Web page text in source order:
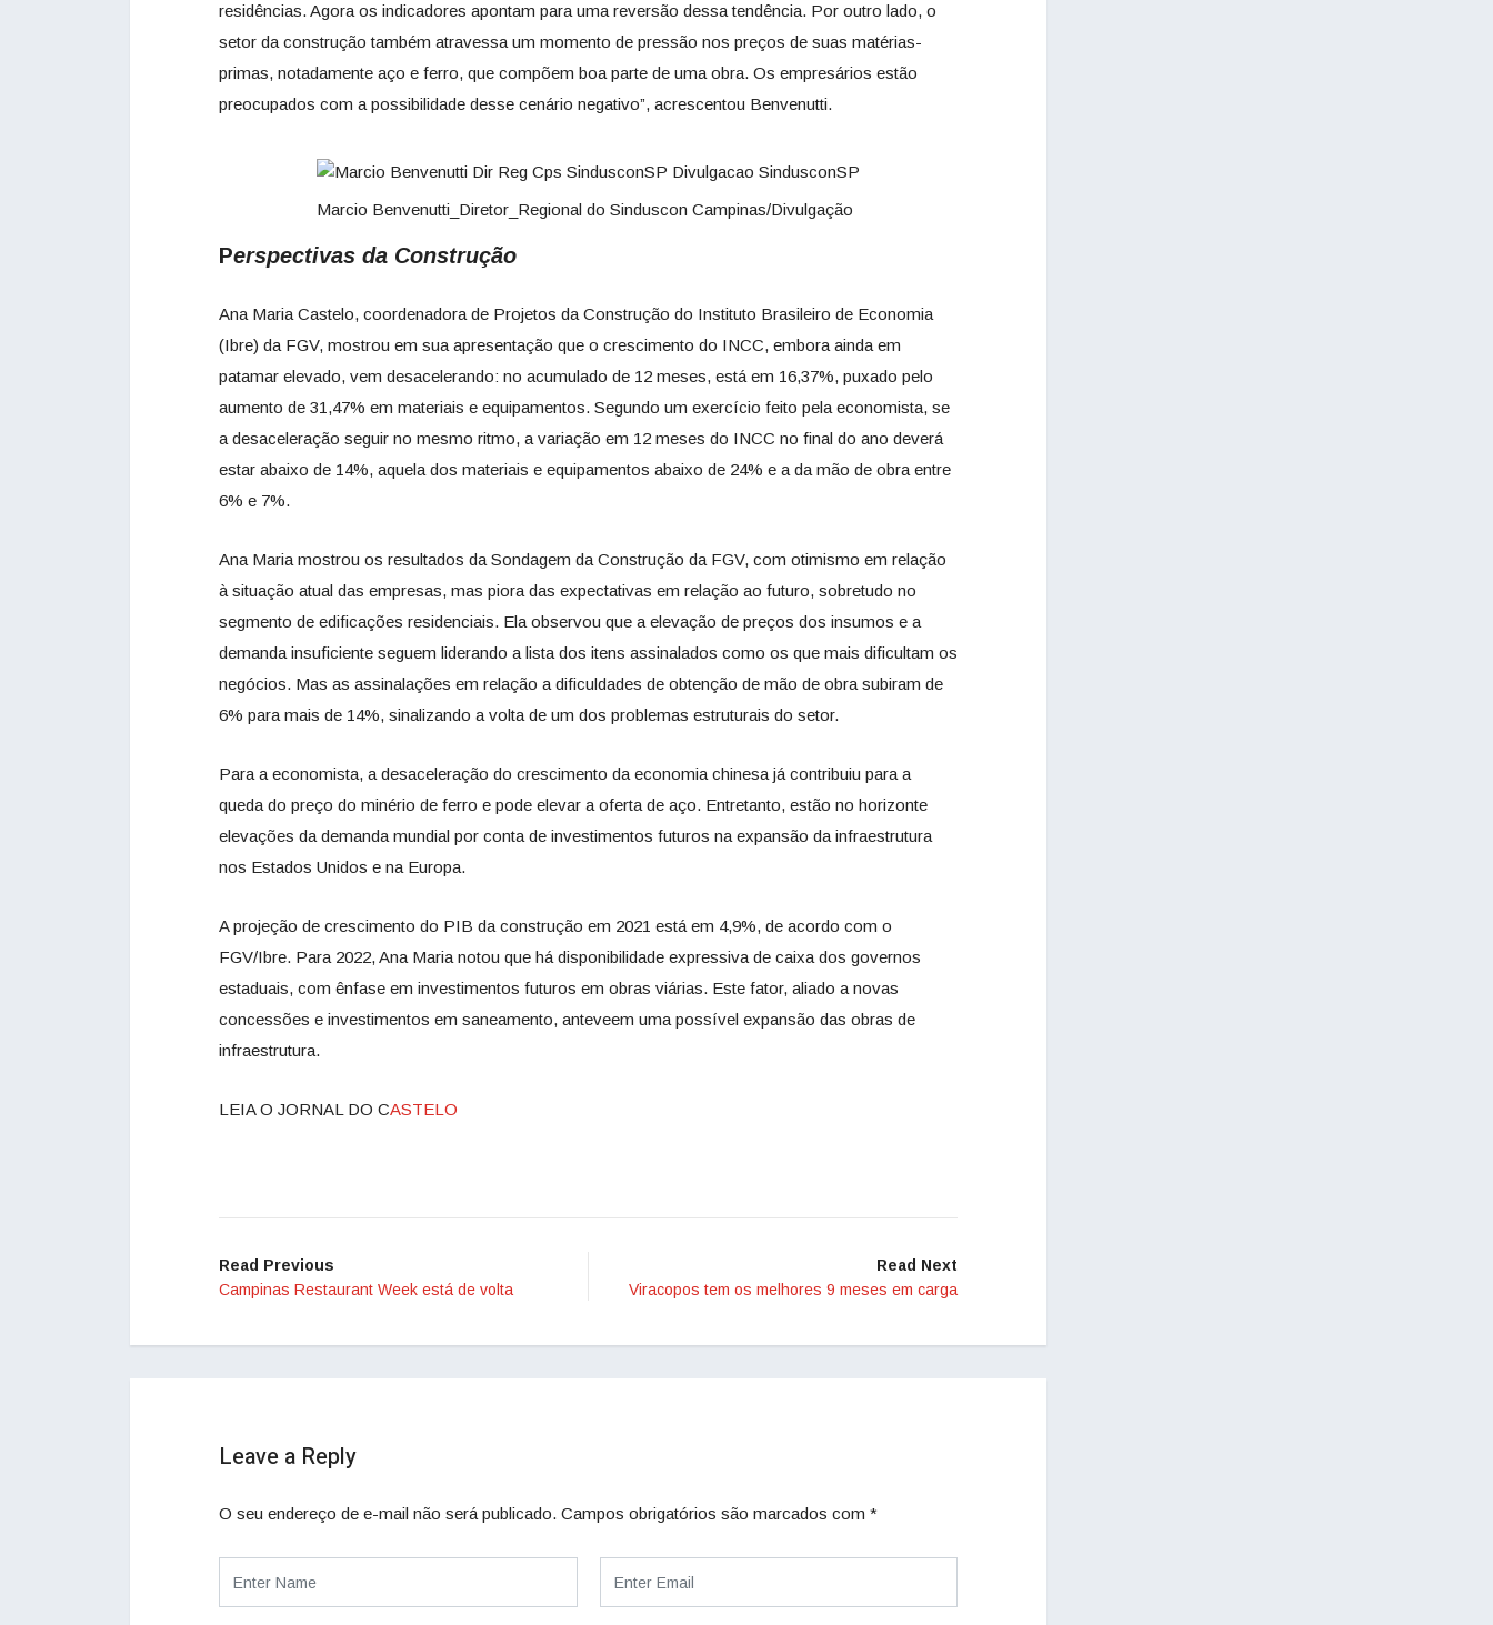
residências. Agora os indicadores apontam para uma reversão dessa tendência. Por outro lado, o
setor da construção também atravessa um momento de pressão nos preços de suas matérias-
primas, notadamente aço e ferro, que compõem boa parte de uma obra. Os empresários estão
preocupados com a possibilidade desse cenário negativo”, acrescentou Benvenutti.
Marcio Benvenutti_Diretor_Regional do Sinduscon Campinas/Divulgação
Perspectivas da Construção
Ana Maria Castelo, coordenadora de Projetos da Construção do Instituto Brasileiro de Economia
(Ibre) da FGV, mostrou em sua apresentação que o crescimento do INCC, embora ainda em
patamar elevado, vem desacelerando: no acumulado de 12 meses, está em 16,37%, puxado pelo
aumento de 31,47% em materiais e equipamentos. Segundo um exercício feito pela economista, se
a desaceleração seguir no mesmo ritmo, a variação em 12 meses do INCC no final do ano deverá
estar abaixo de 14%, aquela dos materiais e equipamentos abaixo de 24% e a da mão de obra entre
6% e 7%.
Ana Maria mostrou os resultados da Sondagem da Construção da FGV, com otimismo em relação
à situação atual das empresas, mas piora das expectativas em relação ao futuro, sobretudo no
segmento de edificações residenciais. Ela observou que a elevação de preços dos insumos e a
demanda insuficiente seguem liderando a lista dos itens assinalados como os que mais dificultam os
negócios. Mas as assinalações em relação a dificuldades de obtenção de mão de obra subiram de
6% para mais de 14%, sinalizando a volta de um dos problemas estruturais do setor.
Para a economista, a desaceleração do crescimento da economia chinesa já contribuiu para a
queda do preço do minério de ferro e pode elevar a oferta de aço. Entretanto, estão no horizonte
elevações da demanda mundial por conta de investimentos futuros na expansão da infraestrutura
nos Estados Unidos e na Europa.
A projeção de crescimento do PIB da construção em 2021 está em 4,9%, de acordo com o
FGV/Ibre. Para 2022, Ana Maria notou que há disponibilidade expressiva de caixa dos governos
estaduais, com ênfase em investimentos futuros em obras viárias. Este fator, aliado a novas
concessões e investimentos em saneamento, anteveem uma possível expansão das obras de
infraestrutura.
LEIA O JORNAL DO CASTELO
Read Previous
Campinas Restaurant Week está de volta
Read Next
Viracopos tem os melhores 9 meses em carga
Leave a Reply
O seu endereço de e-mail não será publicado. Campos obrigatórios são marcados com *